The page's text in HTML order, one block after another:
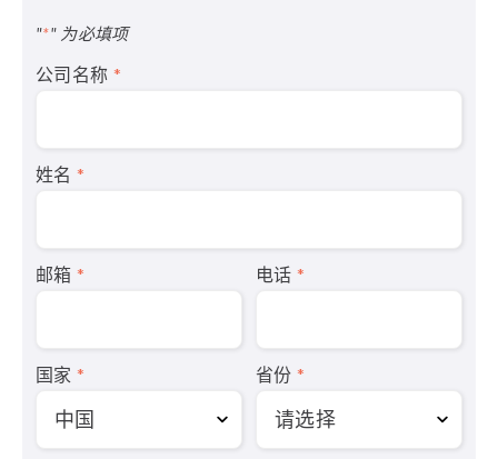
"*" 为必填项
公司名称 *
姓名 *
邮箱 * 电话 *
国家 * 省份 *